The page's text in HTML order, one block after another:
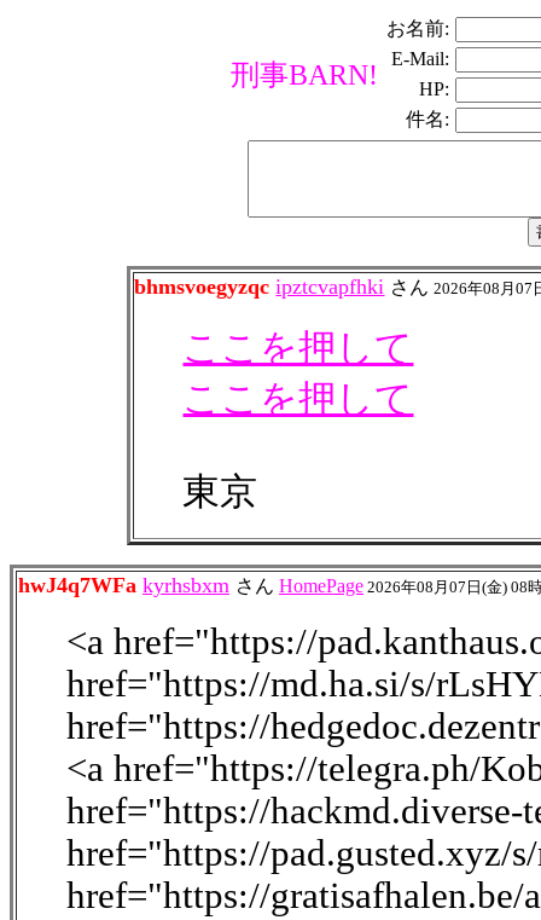
刑事BARN!
お名前:
E-Mail:
HP:
件名:
bhmsvoegyzqc ipztcvapfhki さん2026年08月07
ここを押して
ここを押して
東京
hwJ4q7WFa kyrhsbxm さん HomePage 2026年08月07日(金) 08
<a href="https://
href="https://md.ha.si/s/
href="https://
<a href="https://telegra.ph/
href="https://
href="https://pad.gusted.xyz/
href="https://